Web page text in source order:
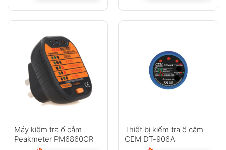
Máy kiểm tra ổ cắm
Peakmeter PM6860CR
Thiết bị kiểm tra ổ cắm
CEM DT-906A